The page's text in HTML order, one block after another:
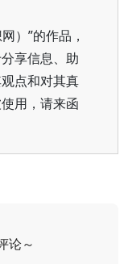
）”的作品，
享信息、助
点和对其真
用，请来函
论～